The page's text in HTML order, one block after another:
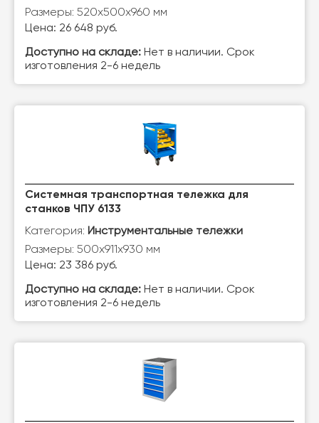
Размеры: 520x500x960 мм
Цена: 26 648 руб.
Доступно на складе: Нет в наличии. Срок
изготовления 2-6 недель
Системная транспортная тележка для
станков ЧПУ 6133
Категория: Инструментальные тележки
Размеры: 500х911х930 мм
Цена: 23 386 руб.
Доступно на складе: Нет в наличии. Срок
изготовления 2-6 недель